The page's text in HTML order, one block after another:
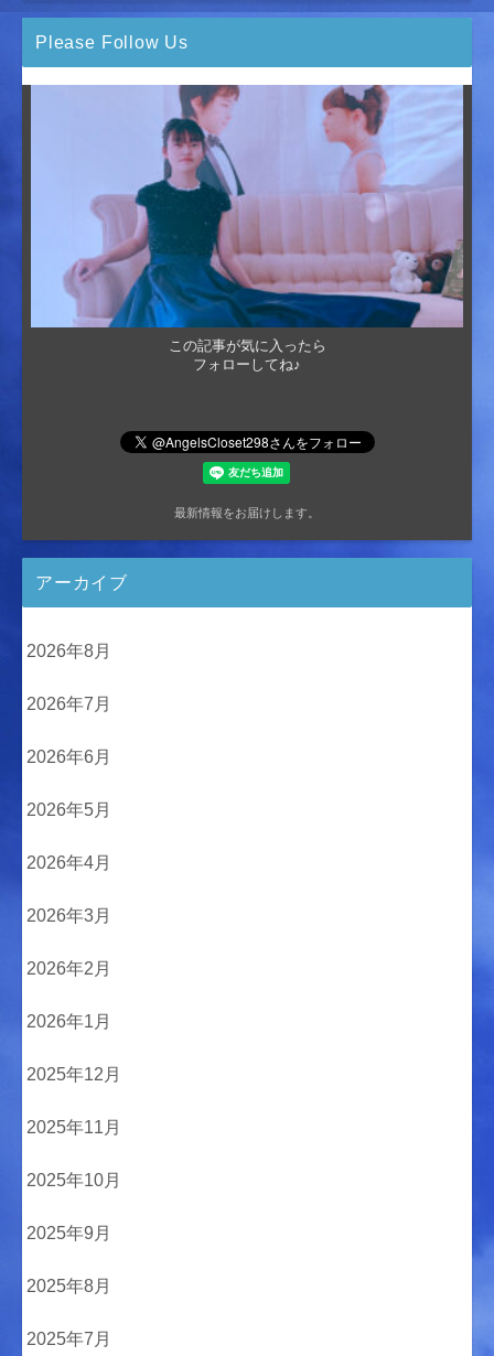
Please Follow Us
この記事が気に入ったら
フォローしてね♪
最新情報をお届けします。
アーカイブ
2026年8月
2026年7月
2026年6月
2026年5月
2026年4月
2026年3月
2026年2月
2026年1月
2025年12月
2025年11月
2025年10月
2025年9月
2025年8月
2025年7月